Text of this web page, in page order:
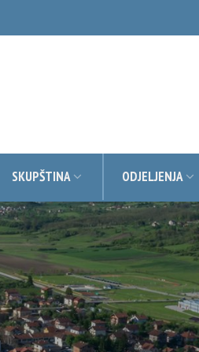
SKUPŠTINA ODJELJENJA